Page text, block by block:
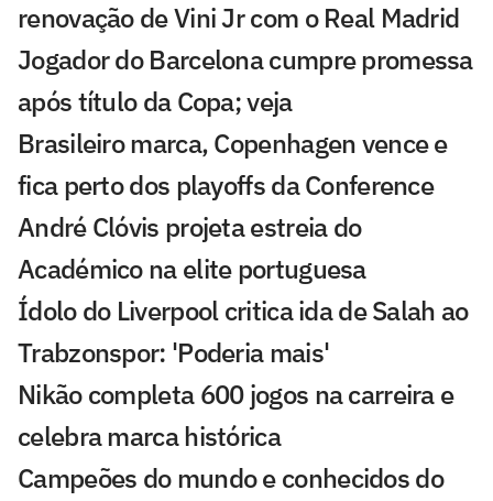
renovação de Vini Jr com o Real Madrid
Jogador do Barcelona cumpre promessa
após título da Copa; veja
Brasileiro marca, Copenhagen vence e
fica perto dos playoffs da Conference
André Clóvis projeta estreia do
Académico na elite portuguesa
Ídolo do Liverpool critica ida de Salah ao
Trabzonspor: 'Poderia mais'
Nikão completa 600 jogos na carreira e
celebra marca histórica
Campeões do mundo e conhecidos do